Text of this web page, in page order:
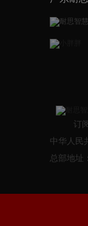
订
中华人民
总部地址